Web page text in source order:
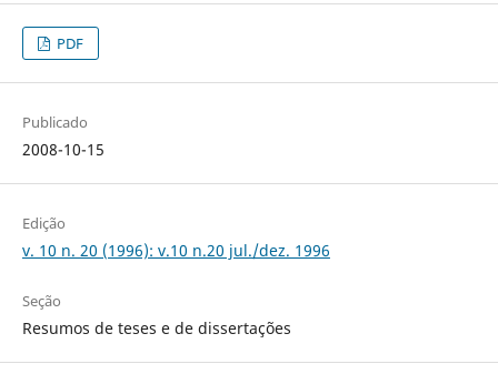
PDF
Publicado
2008-10-15
Edição
v. 10 n. 20 (1996): v.10 n.20 jul./dez. 1996
Seção
Resumos de teses e de dissertações